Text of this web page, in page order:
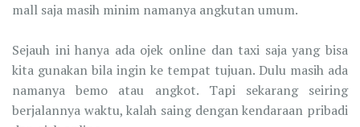
mall saja masih minim namanya angkutan umum.
Sejauh ini hanya ada ojek online dan taxi saja yang bisa
kita gunakan bila ingin ke tempat tujuan. Dulu masih ada
namanya bemo atau angkot. Tapi sekarang seiring
berjalannya waktu, kalah saing dengan kendaraan pribadi